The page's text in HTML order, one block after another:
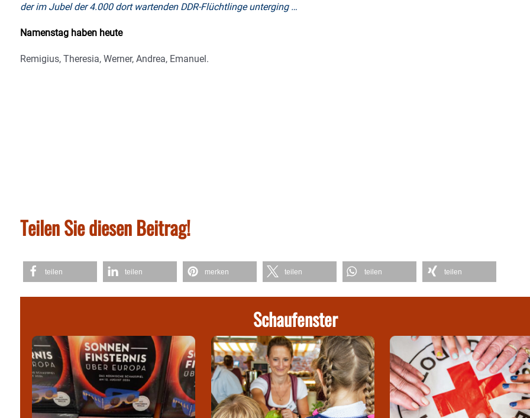
der im Jubel der 4.000 dort wartenden DDR-Flüchtlinge unterging …
Namenstag haben heute
Remigius, Theresia, Werner, Andrea, Emanuel.
Teilen Sie diesen Beitrag!
teilen teilen merken teilen teilen teilen
Schaufenster